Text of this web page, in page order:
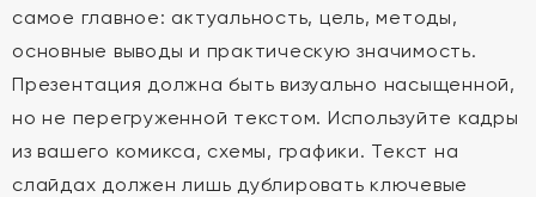
самое главное: актуальность, цель, методы,
основные выводы и практическую значимость.
Презентация должна быть визуально насыщенной,
но не перегруженной текстом. Используйте кадры
из вашего комикса, схемы, графики. Текст на
слайдах должен лишь дублировать ключевые